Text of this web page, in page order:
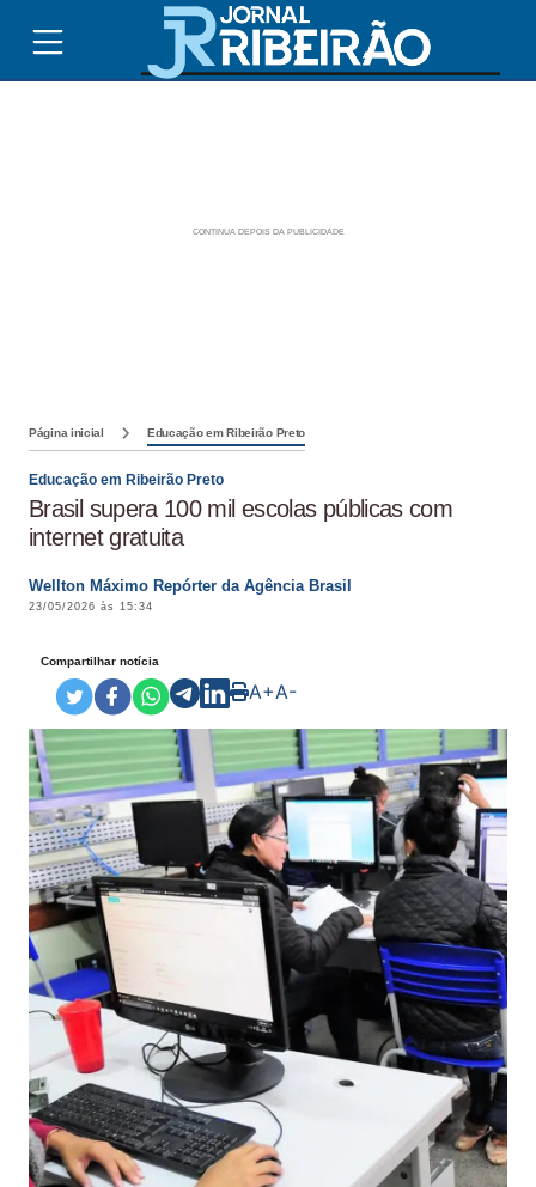
Página inicial Educação em Ribeirão Preto
Educação em Ribeirão Preto
Brasil supera 100 mil escolas públicas com
internet gratuita
Wellton Máximo Repórter da Agência Brasil
23/05/2026 às 15:34
Compartilhar notícia
A+A-